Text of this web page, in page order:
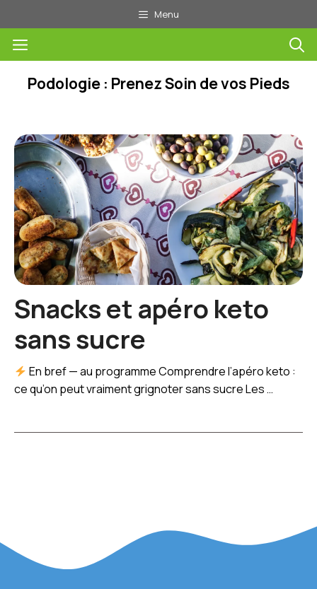
au
contenu
Menu
Menu
Podologie : Prenez Soin de vos Pieds
Snacks et apéro keto
sans sucre
En bref — au programme Comprendre l’apéro keto :
ce qu’on peut vraiment grignoter sans sucre Les …